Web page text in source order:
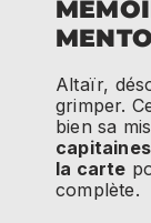
Altaïr,
grimper.
bien sa
la carte
complète.